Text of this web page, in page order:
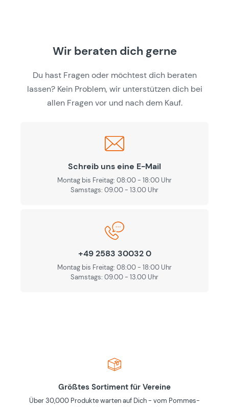
Wir beraten dich gerne
Du hast Fragen oder möchtest dich beraten
lassen? Kein Problem, wir unterstützen dich bei
allen Fragen vor und nach dem Kauf.
Schreib uns eine E-Mail
Montag bis Freitag: 08:00 - 18:00 Uhr
Samstags: 09.00 - 13.00 Uhr
+49 2583 30032 0
Montag bis Freitag: 08:00 - 18:00 Uhr
Samstags: 09.00 - 13.00 Uhr
Größtes Sortiment für Vereine
Über 30,000 Produkte warten auf Dich - vom Pommes-